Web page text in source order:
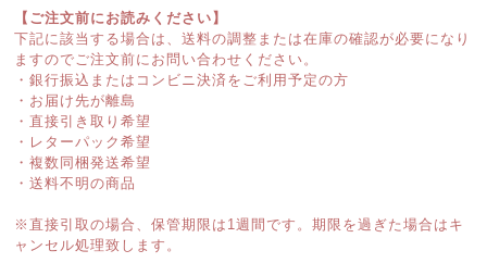
【ご注文前にお読みください】
下記に該当する場合は、送料の調整または在庫の確認が必要になり
ますのでご注文前にお問い合わせください。
・銀行振込またはコンビニ決済をご利用予定の方
・お届け先が離島
・直接引き取り希望
・レターパック希望
・複数同梱発送希望
・送料不明の商品
※直接引取の場合、保管期限は1週間です。期限を過ぎた場合はキ
ャンセル処理致します。